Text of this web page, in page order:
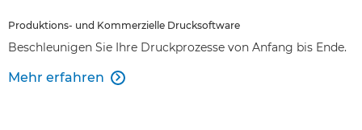
Produktions- und Kommerzielle Drucksoftware
Beschleunigen Sie Ihre Druckprozesse von Anfang bis Ende.
Mehr erfahren 